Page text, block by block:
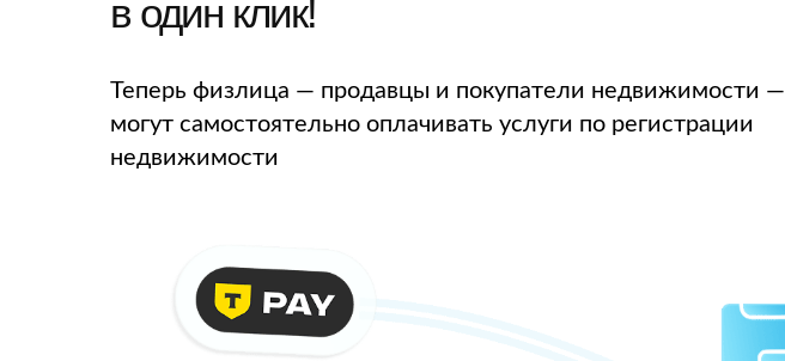
Теперь физлица — продавцы и покупатели недвижимости —
могут самостоятельно оплачивать услуги по регистрации
недвижимости
в один клик!